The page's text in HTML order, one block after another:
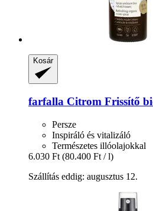
Kosár
farfalla Citrom Frissítő
Persze
Inspiráló és vitalizáló
Természetes illóolajokkal
6.030 Ft (80.400 Ft / l)
Szállítás eddig: augusztus 12.